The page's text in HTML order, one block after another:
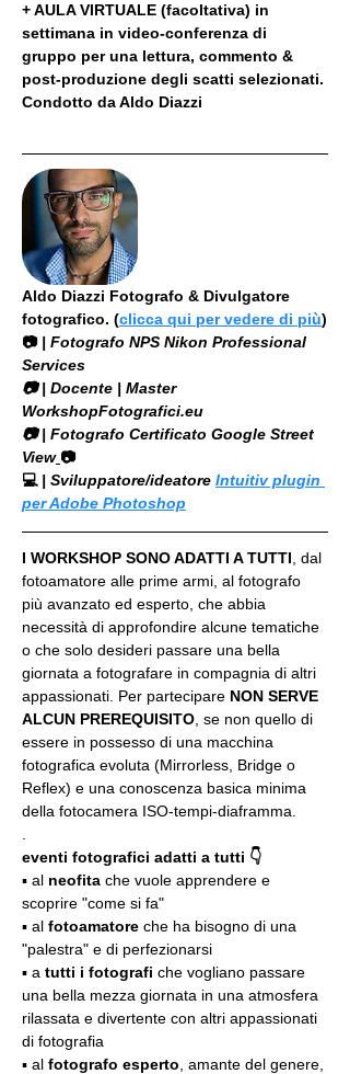
+ AULA VIRTUALE (facoltativa) in
settimana in video-conferenza di
gruppo per una lettura, commento &
post-produzione degli scatti selezionati.
Condotto da Aldo Diazzi
Aldo Diazzi Fotografo & Divulgatore
fotografico. (clicca qui per vedere di più)
📷 | Fotografo NPS Nikon Professional
Services
​📷 | Docente | Master
WorkshopFotografici.eu
📷 | Fotografo Certificato Google Street
View 📷
💻 | Sviluppatore/ideatore Intuitiv plugin
per Adobe Photoshop
I WORKSHOP SONO ADATTI A TUTTI , dal
fotoamatore alle prime armi, al fotografo
più avanzato ed esperto, che abbia
necessità di approfondire alcune tematiche
o che solo desideri passare una bella
giornata a fotografare in compagnia di altri
appassionati. Per partecipare NON SERVE
ALCUN PREREQUISITO , se non quello di
essere in possesso di una macchina
fotografica evoluta (Mirrorless, Bridge o
Reflex) e una conoscenza basica minima
della fotocamera ISO-tempi-diaframma.
eventi fotografici adatti a tutti 👇
▪️ al neofita che vuole apprendere e
scoprire "come si fa"
▪️ al fotoamatore che ha bisogno di una
"palestra" e di perfezionarsi
▪️ a tutti i fotografi che vogliano passare
una bella mezza giornata in una atmosfera
rilassata e divertente con altri appassionati
di fotografia
▪️ al fotografo esperto , amante del genere,